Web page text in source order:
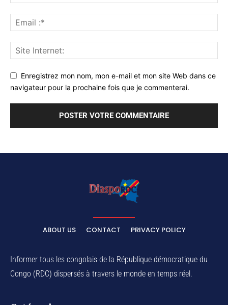
Enregistrez mon nom, mon e-mail et mon site Web dans ce
navigateur pour la prochaine fois que je commenterai.
ABOUT US CONTACT PRIVACY POLICY
Informer tous les congolais de la République démocratique du
Congo (RDC) dispersés à travers le monde en temps réel.